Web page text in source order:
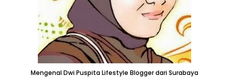
Mengenal Dwi Puspita Lifestyle Blogger dari Surabaya